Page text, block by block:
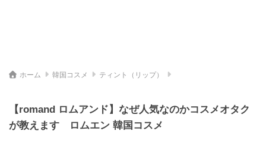
ホーム 韓国コスメ ティント（リップ）
【romand ロムアンド】なぜ人気なのかコスメオタク
が教えます ロムエン 韓国コスメ